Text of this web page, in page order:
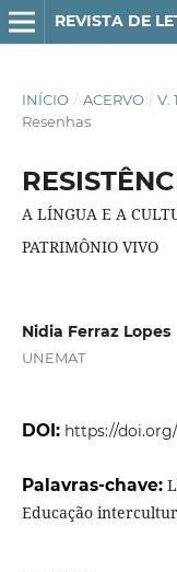
REVISTA DE
INÍCIO / ACERVO / V.
Resenhas
A LÍNGUA E A
PATRIMÔNIO VIVO
Nidia Ferraz Lopes
UNEMAT
DOI: https://doi.org/
Palavras-chave:
Educação